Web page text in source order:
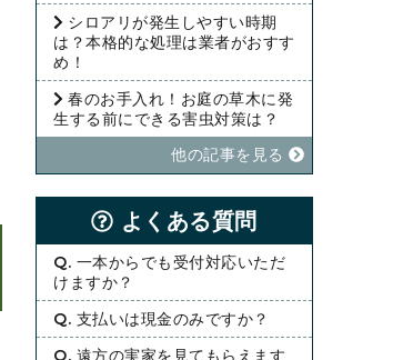
シロアリが発生しやすい時期
は？本格的な処理は業者がおすす
め！
春のお手入れ！お庭の草木に発
生する前にできる害虫対策は？
他の記事を⾒る
よくある質問
Q. 一本からでも受付対応いただ
けますか？
Q. 支払いは現金のみですか？
Q. 遠方の実家を見てもらえます